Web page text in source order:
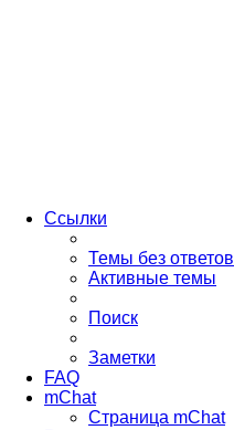
Ссылки
Темы без ответов
Активные темы
Поиск
Заметки
FAQ
mChat
Страница mChat